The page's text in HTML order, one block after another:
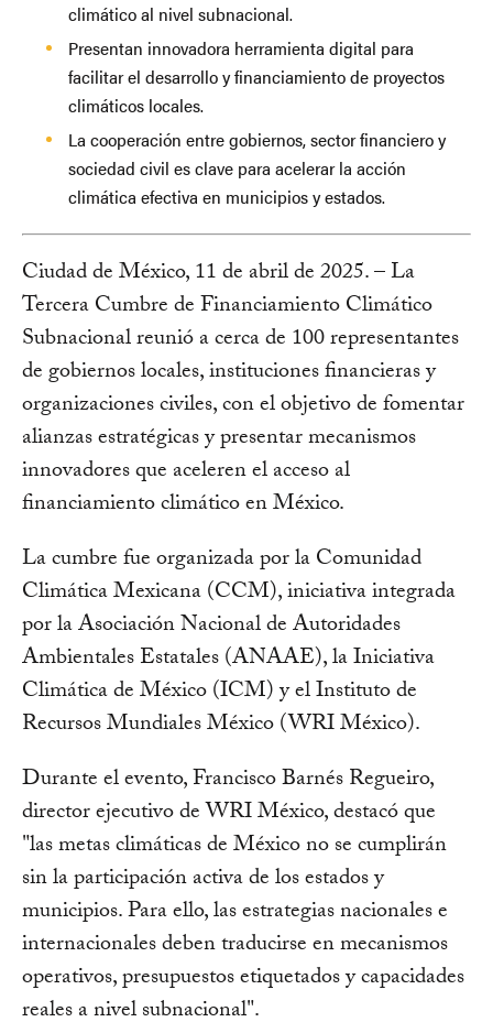
climático al nivel subnacional.
Presentan innovadora herramienta digital para
facilitar el desarrollo y financiamiento de proyectos
climáticos locales.
La cooperación entre gobiernos, sector financiero y
sociedad civil es clave para acelerar la acción
climática efectiva en municipios y estados.
Ciudad de México, 11 de abril de 2025. – La
Tercera Cumbre de Financiamiento Climático
Subnacional reunió a cerca de 100 representantes
de gobiernos locales, instituciones financieras y
organizaciones civiles, con el objetivo de fomentar
alianzas estratégicas y presentar mecanismos
innovadores que aceleren el acceso al
financiamiento climático en México.
La cumbre fue organizada por la Comunidad
Climática Mexicana (CCM), iniciativa integrada
por la Asociación Nacional de Autoridades
Ambientales Estatales (ANAAE), la Iniciativa
Climática de México (ICM) y el Instituto de
Recursos Mundiales México (WRI México).
Durante el evento, Francisco Barnés Regueiro,
director ejecutivo de WRI México, destacó que
"las metas climáticas de México no se cumplirán
sin la participación activa de los estados y
municipios. Para ello, las estrategias nacionales e
internacionales deben traducirse en mecanismos
operativos, presupuestos etiquetados y capacidades
reales a nivel subnacional".